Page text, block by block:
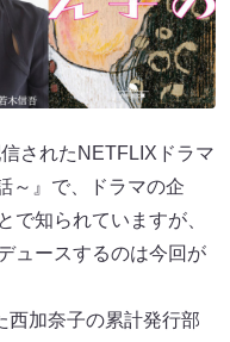
されたNETFLIXドラマ
～』で、ドラマの企
で知られていますが、
ュースするのは今回が
西加奈子の累計発行部